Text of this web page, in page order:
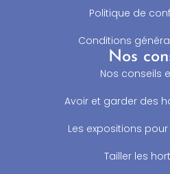
Politique de
Conditions
Nos
Nos conseils
Avoir et garder des
Les expositions
Tailler les